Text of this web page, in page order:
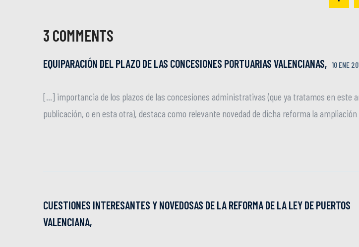
3 COMMENTS
EQUIPARACIÓN DEL PLAZO DE LAS CONCESIONES PORTUARIAS VALENCIANAS, 10 ENE
[…] importancia de los plazos de las concesiones administrativas (que ya tratamos en este
publicación, o en esta otra), destaca como relevante novedad de dicha reforma la
CUESTIONES INTERESANTES Y NOVEDOSAS DE LA REFORMA DE LA LEY DE PUERTOS
VALENCIANA,